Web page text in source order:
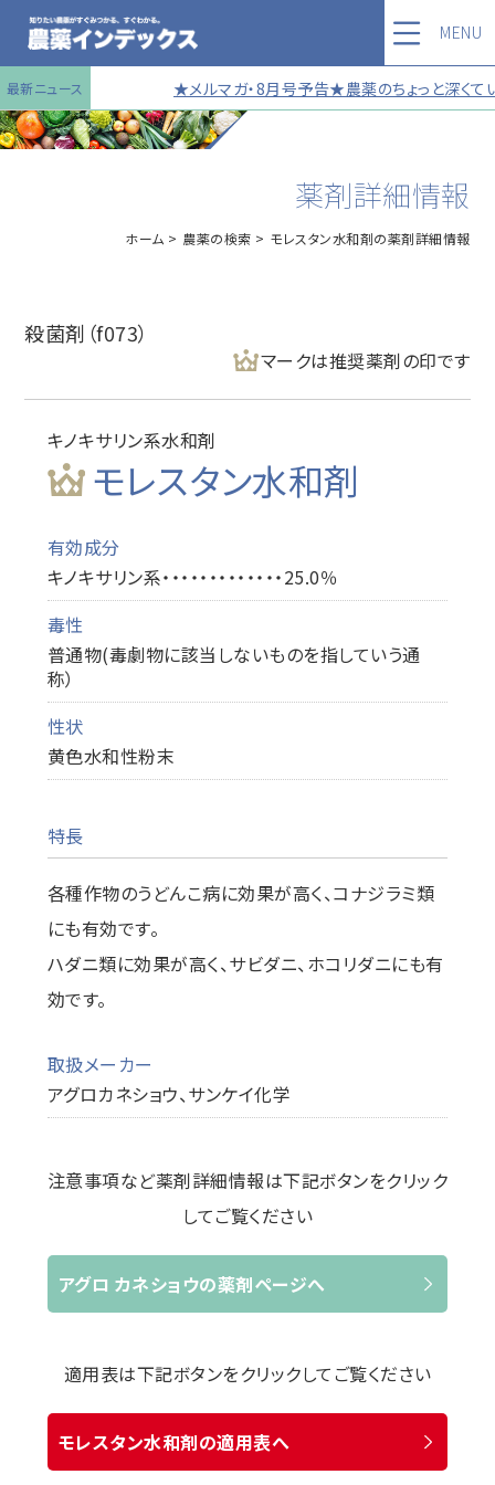
最新ニュース ★メルマガ・8月号予告★農薬のちょっと深
MENU
薬剤詳細情報
ホーム 農薬の検索 モレスタン水和剤の薬剤詳細情報
殺菌剤（f073）
マークは推奨薬剤の印です
キノキサリン系水和剤
モレスタン水和剤
有効成分
キノキサリン系・・・・・・・・・・・・・25.0％
毒性
普通物(毒劇物に該当しないものを指していう通
称）
性状
黄色水和性粉末
特長
各種作物のうどんこ病に効果が高く、コナジラミ類
にも有効です。
ハダニ類に効果が高く、サビダニ、ホコリダニにも有
効です。
取扱メーカー
アグロカネショウ、サンケイ化学
注意事項など薬剤詳細情報は下記ボタンをクリック
してご覧ください
アグロ カネショウの薬剤ページへ
適用表は下記ボタンをクリックしてご覧ください
モレスタン水和剤の適用表へ